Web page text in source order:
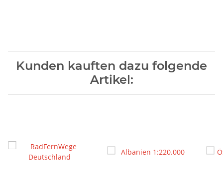
Kunden kauften dazu folgende
Artikel: